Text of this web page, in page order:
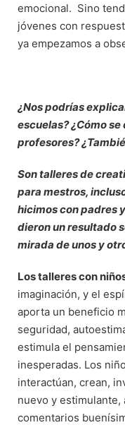
emocional. Sino
jóvenes con
ya empezamos a
¿Nos podrías
escuelas? ¿Cómo
profesores?
Son talleres de
para mestros,
hicimos con padres
dieron un resultado
mirada de unos y
Los talleres con
imaginación, y el
aporta un beneficio
seguridad,
estimula el
inesperadas. Los
interactúan, crean,
nuevo y
comentarios